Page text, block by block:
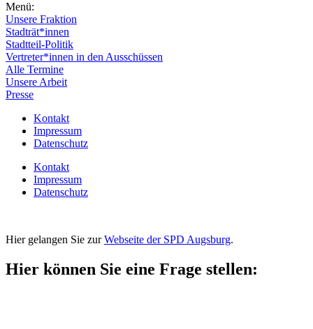
Menü:
Unsere Fraktion
Stadträt*innen
Stadtteil-Politik
Vertreter*innen in den Ausschüssen
Alle Termine
Unsere Arbeit
Presse
Kontakt
Impressum
Datenschutz
Kontakt
Impressum
Datenschutz
Hier gelangen Sie zurWebseite der SPD Augsburg.
Hier können Sie eine Frage stellen: